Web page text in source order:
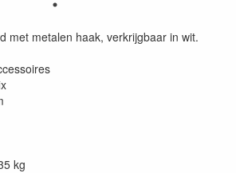
met metalen haak, verkrijgbaar in wit.
kg